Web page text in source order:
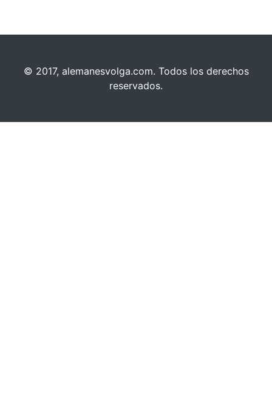
© 2017, alemanesvolga.com. Todos los derechos
reservados.